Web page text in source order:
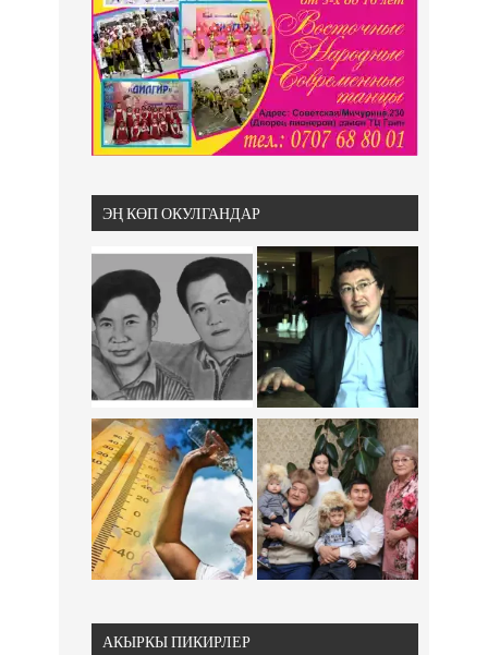
ЭҢ КӨП ОКУЛГАНДАР
АКЫРКЫ ПИКИРЛЕР